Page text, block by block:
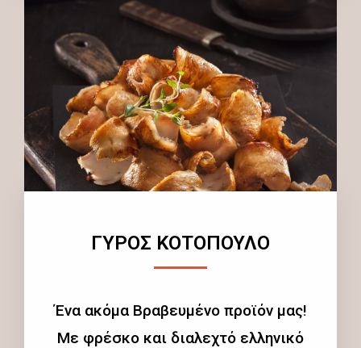
ΓΥΡΟΣ ΚΟΤΟΠΟΥΛΟ
Ένα ακόμα Βραβευμένο προϊόν μας!
Με φρέσκο και διαλεχτό ελληνικό